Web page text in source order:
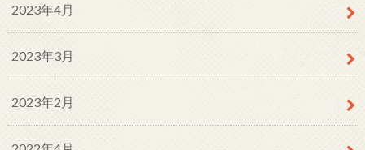
2023年4月
2023年3月
2023年2月